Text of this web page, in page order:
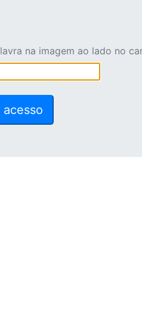
na imagem ao lado no